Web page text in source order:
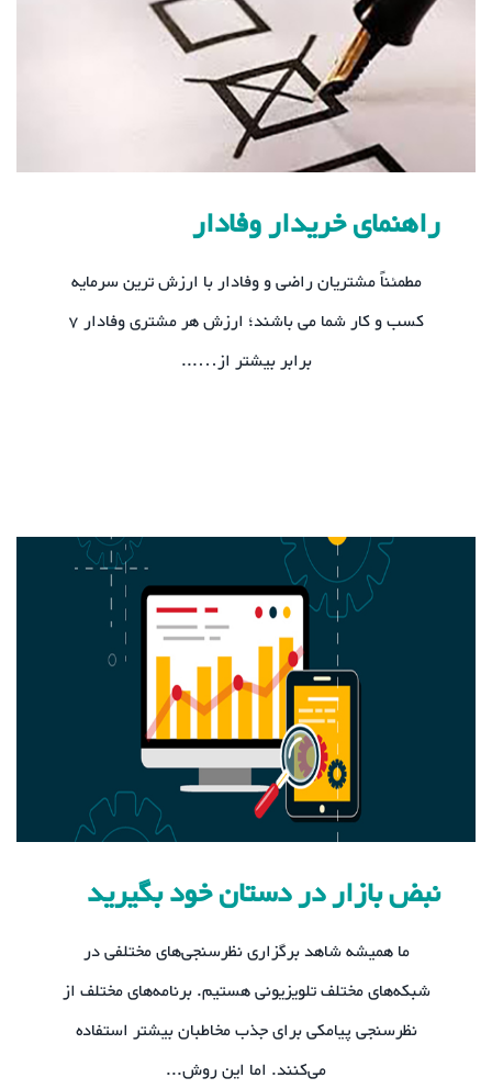
راهنمای خریدار وفادار
مطمئناً مشتریان راضی و وفادار با ارزش ترین سرمایه
کسب و کار شما می باشند؛ ارزش هر مشتری وفادار 7
برابر بیشتر از…...
نبض بازار در دستان خود بگیرید
ما همیشه شاهد برگزاری نظرسنجی‌های مختلفی در
شبکه‌های مختلف تلویزیونی هستیم. برنامه‌های مختلف از
نظرسنجی پیامکی برای جذب مخاطبان بیشتر استفاده
می‌کنند. اما این روش...